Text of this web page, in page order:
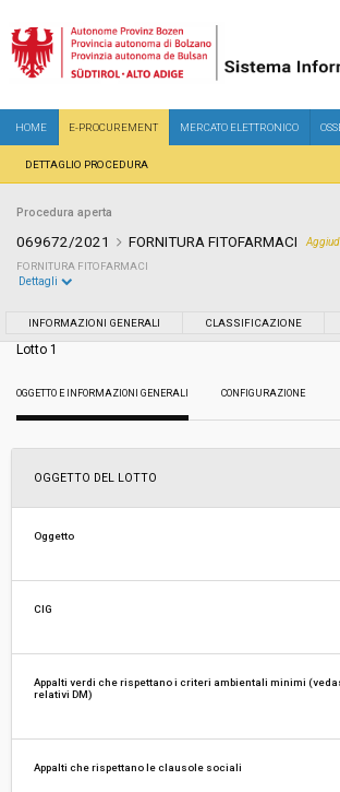
HOME E-PROCUREMENT MERCATO ELETTRONICO
DETTAGLIO PROCEDURA
Procedura aperta
069672/2021 FORNITURA FITOFARMACI
FORNITURA FITOFARMACI
Tipo di contratto:
Servizi sociali:
Scelta del contraente:
Valore stimato della procedura:
Dettagli
INFORMAZIONI GENERALI CLASSIFICAZIONE
Lotto 1
OGGETTO E INFORMAZIONI GENERALI CONFIGURAZIONE
OGGETTO DEL LOTTO
Oggetto
CIG
Appalti verdi che rispettano i criteri ambientali minimi
relativi DM)
Appalti che rispettano le clausole sociali